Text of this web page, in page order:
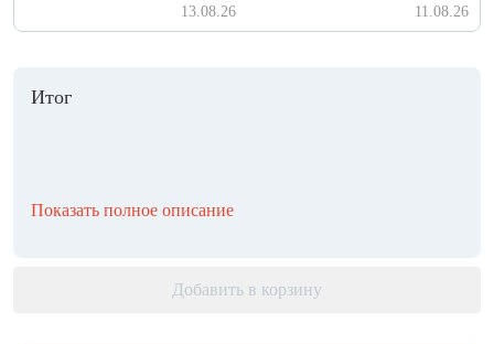
13.08.26 11.08.26
Итог
Показать полное описание
Добавить в корзину